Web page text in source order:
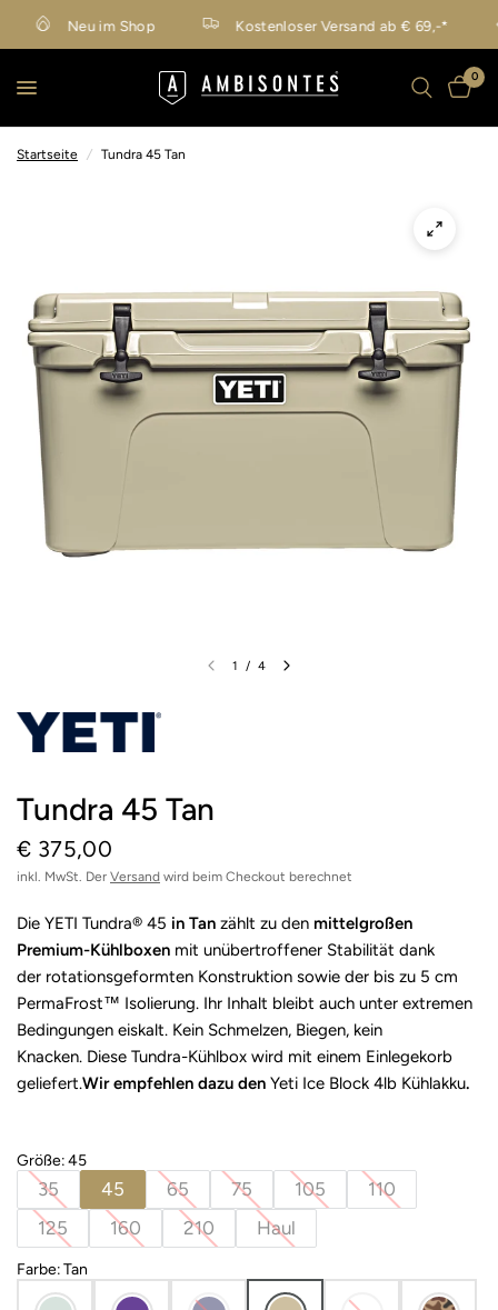
Neu im Shop Kostenloser Versand ab € 69,-*
0
Startseite / Tundra 45 Tan
1 / 4
Tundra 45 Tan
€ 375,00
inkl. MwSt. Der Versand wird beim Checkout berechnet
Die YETI Tundra® 45 in Tan zählt zu den mittelgroßen
Premium-Kühlboxen mit unübertroffener Stabilität dank
der rotationsgeformten Konstruktion sowie der bis zu 5 cm
PermaFrost™ Isolierung. Ihr Inhalt bleibt auch unter extremen
Bedingungen eiskalt. Kein Schmelzen, Biegen, kein
Knacken. Diese Tundra-Kühlbox wird mit einem Einlegekorb
geliefert.Wir empfehlen dazu den Yeti Ice Block 4lb Kühlakku.
Größe:45
35 45 65 75 105
110
125
160 210 Haul
Farbe:Tan